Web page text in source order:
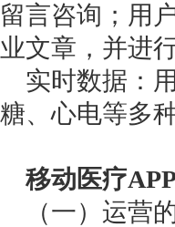
留言咨询；用
业文章，并进
实时数据：
糖、心电等多
移动医疗
（一）运营